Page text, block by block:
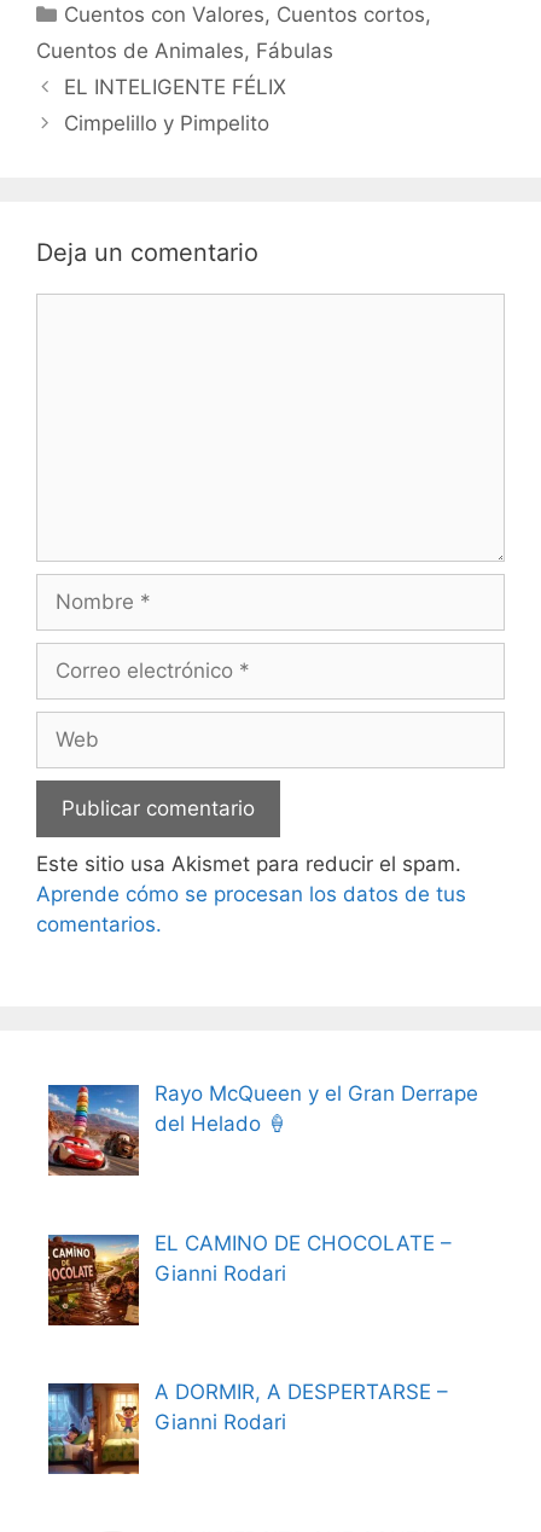
Categorías
Cuentos con Valores, Cuentos cortos,
Cuentos de Animales, Fábulas
EL INTELIGENTE FÉLIX
Cimpelillo y Pimpelito
Deja un comentario
electrónico
Este sitio usa Akismet para reducir el spam.
Aprende cómo se procesan los datos de tus
comentarios.
Rayo McQueen y el Gran Derrape
del Helado 🍦
EL CAMINO DE CHOCOLATE –
Gianni Rodari
A DORMIR, A DESPERTARSE –
Gianni Rodari